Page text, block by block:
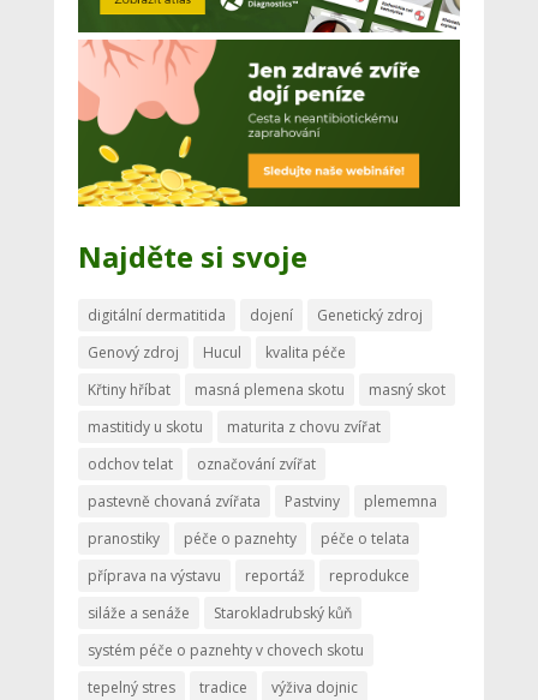
Najděte si svoje
digitální dermatitida dojení
Genetický zdroj
Genový zdroj
Hucul
kvalita péče
Křtiny hříbat
masná plemena skotu
masný skot
mastitidy u skotu
maturita z chovu zvířat
odchov telat
označování zvířat
pastevně chovaná zvířata
Pastviny
plememna
pranostiky
péče o paznehty
péče o telata
příprava na výstavu
reportáž
reprodukce
siláže a senáže
Starokladrubský kůň
systém péče o paznehty v chovech skotu
tepelný stres
tradice
výživa dojnic